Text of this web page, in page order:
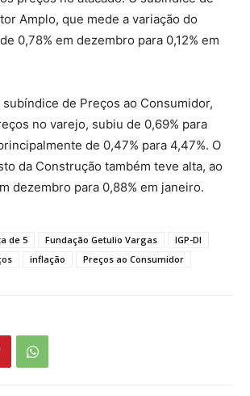
Amplo, que mede a variação do
0,78% em dezembro para 0,12% em
de Preços ao Consumidor,
no varejo, subiu de 0,69% para
de 0,47% para 4,47%. O
da Construção também teve alta, ao
dezembro para 0,88% em janeiro.
de 5 Fundação Getulio Vargas
IGP-DI
inflação Preços ao Consumidor